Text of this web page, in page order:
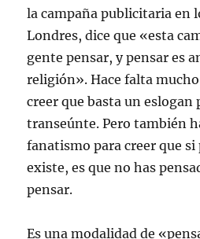
la campaña publicitaria en
Londres, dice que «esta
gente pensar, y pensar es
religión». Hace falta
creer que basta un eslogan
transeúnte. Pero también
fanatismo para creer que si
existe, es que no has
pensar.
Es una modalidad de